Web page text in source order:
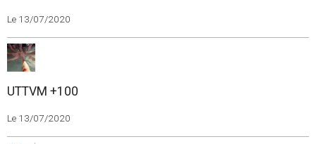
Le 13/07/2020
UTTVM +100
Le 13/07/2020